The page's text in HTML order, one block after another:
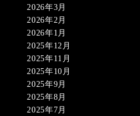
2026年3月
2026年2月
2026年1月
2025年12月
2025年11月
2025年10月
2025年9月
2025年8月
2025年7月